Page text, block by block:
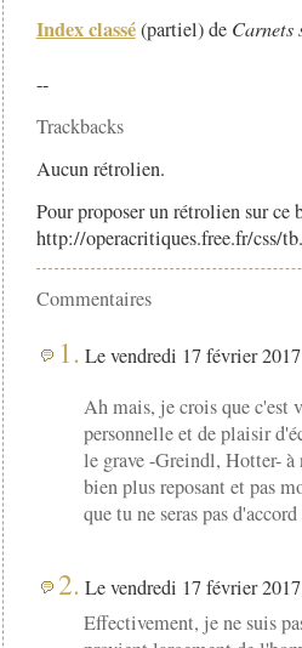
Index classé(partiel) de Carnets
--
Trackbacks
Aucun rétrolien.
Pour proposer un rétrolien sur
http://operacritiques.free.fr/css/
Commentaires
1. Le vendredi 17 février
Ah mais, je crois que c'est
personnelle et de plaisir
le grave -Greindl, Hotter-
bien plus reposant et pas
que tu ne seras pas
2. Le vendredi 17 février
Effectivement, je ne suis